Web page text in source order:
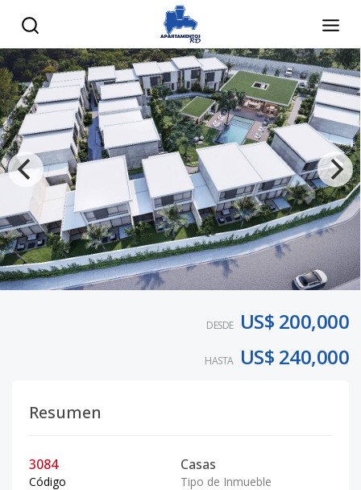
DESDE US$ 200,000
HASTA US$ 240,000
Resumen
3084
Código
Casas
Tipo de Inmueble